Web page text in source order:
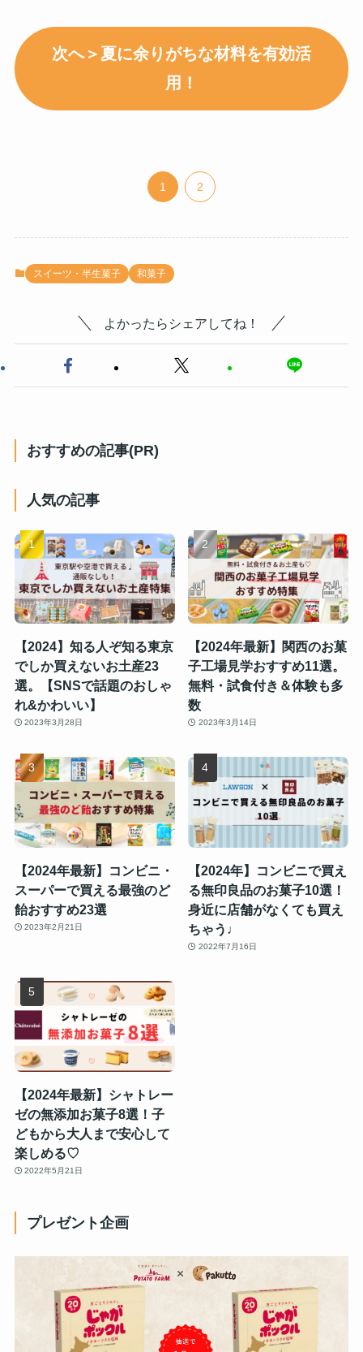
次へ＞夏に余りがちな材料を有効活
用！
1 2
スイーツ・半生菓子 和菓子
よかったらシェアしてね！
おすすめの記事(PR)
人気の記事
【2024】知る人ぞ知る東京
でしか買えないお土産23
選。【SNSで話題のおしゃ
れ&かわいい】
2023年3月28日
【2024年最新】関西のお菓
子工場見学おすすめ11選。
無料・試食付き＆体験も多
数
2023年3月14日
【2024年最新】コンビニ・
スーパーで買える最強のど
飴おすすめ23選
2023年2月21日
【2024年】コンビニで買え
る無印良品のお菓子10選！
身近に店舗がなくても買え
ちゃう♩
2022年7月16日
【2024年最新】シャトレー
ゼの無添加お菓子8選！子
どもから大人まで安心して
楽しめる♡
2022年5月21日
プレゼント企画